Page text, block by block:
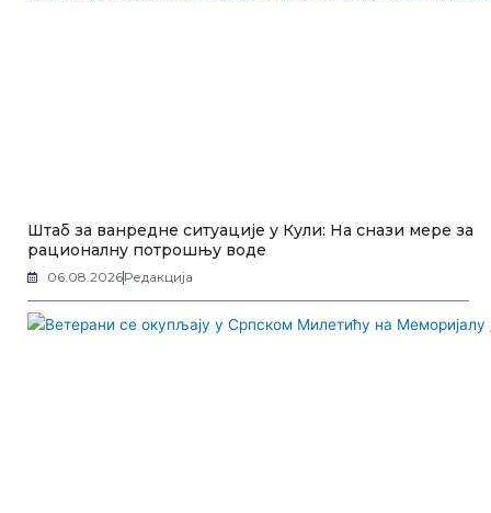
Штаб за ванредне ситуације у Кули: На снази мере за
рационалну потрошњу воде
06.08.2026Редакција